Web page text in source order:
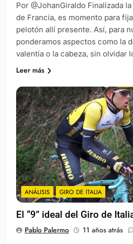
Por @JohanGiraldo Finalizada
de Francia, es momento para
pelotón allí presente. Así, para
ponderamos aspectos como la
valentía o la cabeza, sin olvidar
Leer más
ANÁLISIS GIRO DE ITALIA
El “9” ideal del Giro de
Pablo Palermo 11 años atrás